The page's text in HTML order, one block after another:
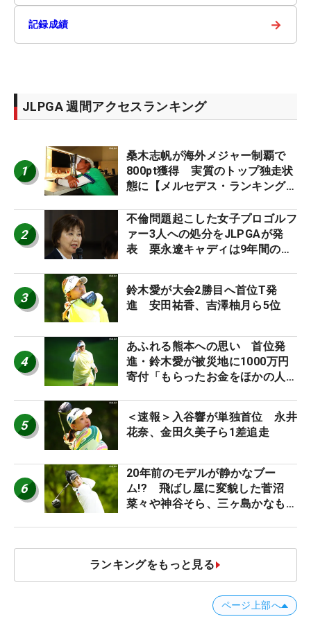
記録成績 →
JLPGA 週間アクセスランキング
1
桑木志帆が海外メジャー制覇で
800pt獲得 実質のトップ独走状
態に【メルセデス・ランキング番
2
不倫問題起こした女子プロゴルフ
ァー3人への処分をJLPGAが発
表 栗永遼キャディは9年間の立
3
鈴木愛が大会2勝目へ首位T発
進 安田祐香、吉澤柚月ら5位
4
あふれる熊本への思い 首位発
進・鈴木愛が被災地に1000万円
寄付「もらったお金をほかの人
5
＜速報＞入谷響が単独首位 永井
花奈、金田久美子ら1差追走
6
20年前のモデルが静かなブー
ム!? 飛ばし屋に変貌した菅沼
菜々や神谷そら、三ヶ島かなも使
ランキングをもっと見る
ページ上部へ